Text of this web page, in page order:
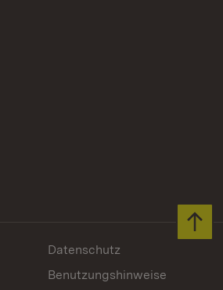
Datenschutz
Benutzungshinweise